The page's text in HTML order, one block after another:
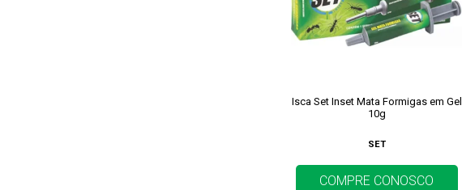
Isca Set Inset Mata Formigas em Gel
10g
SET
COMPRE CONOSCO